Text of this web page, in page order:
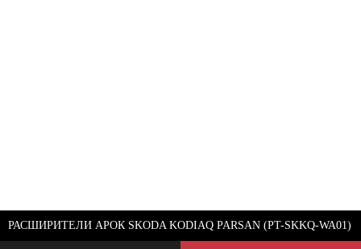
РАСШИРИТЕЛИ АРОК SKODA KODIAQ PARSAN (PT-SKKQ-WA01)